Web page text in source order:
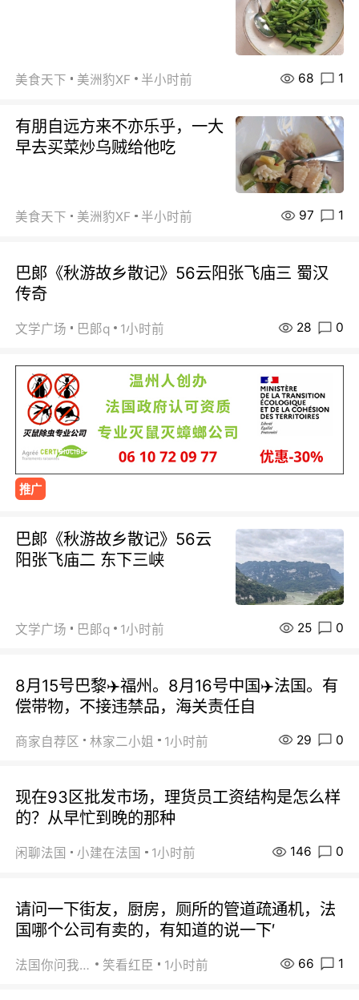
美食天下 美洲豹XF 半小时前 68 1
有朋自远方来不亦乐乎，一大
早去买菜炒乌贼给他吃
美食天下 美洲豹XF 半小时前 97 1
巴郞《秋游故乡散记》56云阳张飞庙三 蜀汉
传奇
文学广场 巴郞q 1小时前 28 0
推广
巴郞《秋游故乡散记》56云
阳张飞庙二 东下三峡
文学广场 巴郞q 1小时前 25 0
8月15号巴黎✈️福州。8月16号中国✈️法国。有
偿带物，不接违禁品，海关责任自
商家自荐区 林家二小姐 1小时前 29 0
现在93区批发市场，理货员工资结构是怎么样
的？从早忙到晚的那种
闲聊法国 小建在法国 1小时前 146 0
请问一下街友，厨房，厕所的管道疏通机，法
国哪个公司有卖的，有知道的说一下′
法国你问我答 笑看红臣 1小时前 66 1